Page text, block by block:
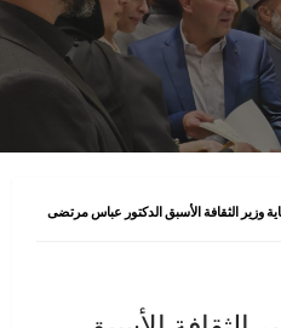
وزير الثقافة الأسبق الدكتور عباس مرتضى